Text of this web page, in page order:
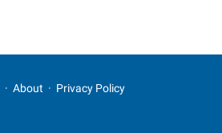
About Privacy Policy